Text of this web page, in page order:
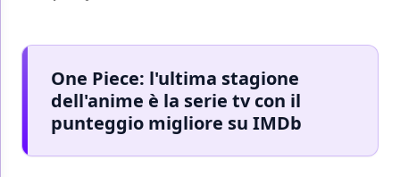
One Piece: l'ultima stagione
dell'anime è la serie tv con il
punteggio migliore su IMDb